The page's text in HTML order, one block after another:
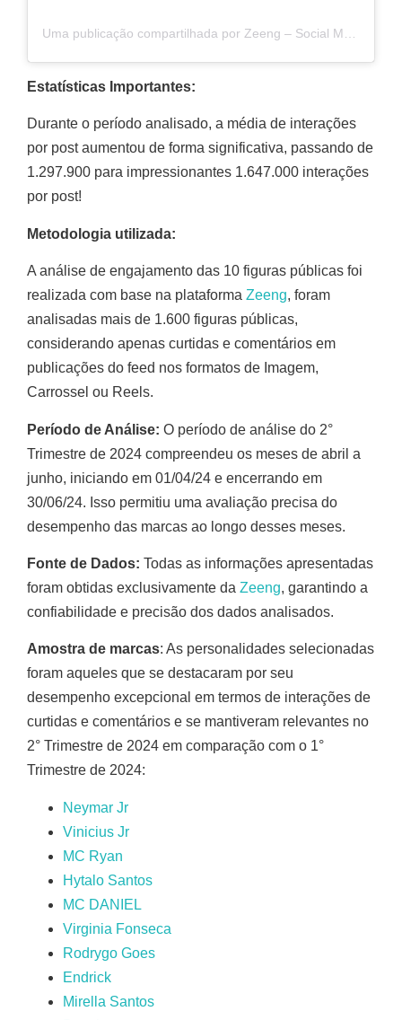
Estatísticas Importantes:
Durante o período analisado, a média de interações
por post aumentou de forma significativa, passando de
1.297.900 para impressionantes 1.647.000 interações
por post!
Metodologia utilizada:
A análise de engajamento das 10 figuras públicas foi
realizada com base na plataforma Zeeng, foram
analisadas mais de 1.600 figuras públicas,
considerando apenas curtidas e comentários em
publicações do feed nos formatos de Imagem,
Carrossel ou Reels.
Período de Análise: O período de análise do 2°
Trimestre de 2024 compreendeu os meses de abril a
junho, iniciando em 01/04/24 e encerrando em
30/06/24. Isso permitiu uma avaliação precisa do
desempenho das marcas ao longo desses meses.
Fonte de Dados: Todas as informações apresentadas
foram obtidas exclusivamente da Zeeng, garantindo a
confiabilidade e precisão dos dados analisados.
Amostra de marcas: As personalidades selecionadas
foram aqueles que se destacaram por seu
desempenho excepcional em termos de interações de
curtidas e comentários e se mantiveram relevantes no
2° Trimestre de 2024 em comparação com o 1°
Trimestre de 2024:
Neymar Jr
Vinicius Jr
MC Ryan
Hytalo Santos
MC DANIEL
Virginia Fonseca
Rodrygo Goes
Endrick
Mirella Santos